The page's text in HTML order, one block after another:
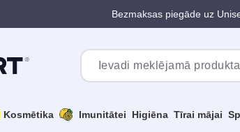
Bezmaksas piegāde uz
Kosmētika Imunitātei Higiēna Tīrai mājai